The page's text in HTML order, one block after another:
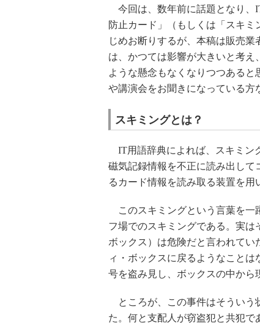
今回は、数年前に話題となり、
防止カード」（もしくは「スキ
じめお断りするが、本稿は販売
は、かつては影響が大きいと考
ような懸念もなくなりつつある
や講演会をお聞きになっている方
スキミングとは？
IT用語辞典によれば、スキミン
磁気記録情報を不正に読み出して
るカード情報を読み取る装置を用
このスキミングという言葉を一
フ場でのスキミングである。実
ボックス）は危険だと言われて
ィ・ボックスに戻るようなこと
号を盗み見し、ボックスの中から
ところが、この事件はそういう
た。何と支配人が窃盗犯と共犯で